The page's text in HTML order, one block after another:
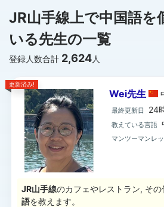
JR山手線上で中国語を
いる先生の一覧
登録人数合計 2,624人
更新済み!
Wei先生
最終更新日 24
教えている言語
マンツーマンレ
JR山手線のカフェやレストラン, そ
語を教えます。